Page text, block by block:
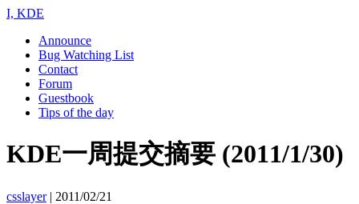
I, KDE
Announce
Bug Watching List
Contact
Forum
Guestbook
Tips of the day
KDE一周提交摘要 (2011/1/30)
csslayer| 2011/02/21